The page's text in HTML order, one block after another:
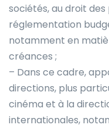
sociétés, au droit
réglementation
notamment en
créances ;
– Dans ce cadre,
directions, plus
cinéma et à la
internationales,